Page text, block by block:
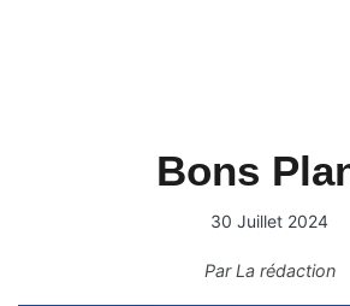
Bons
30 Juillet 2024
ParLa rédaction